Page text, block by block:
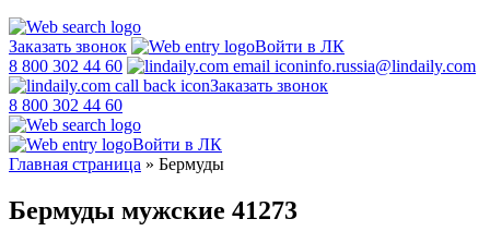
Заказать звонок
Войти в ЛК
8 800 302 44 60
info.russia@lindaily.com
Заказать звонок
8 800 302 44 60
Войти в ЛК
Главная страница » Бермуды
Бермуды мужские 41273